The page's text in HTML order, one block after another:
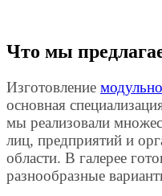
Что мы
Изготовление
основная
мы реализовали
лиц, предприятий и
области. В галерее
разнообразные